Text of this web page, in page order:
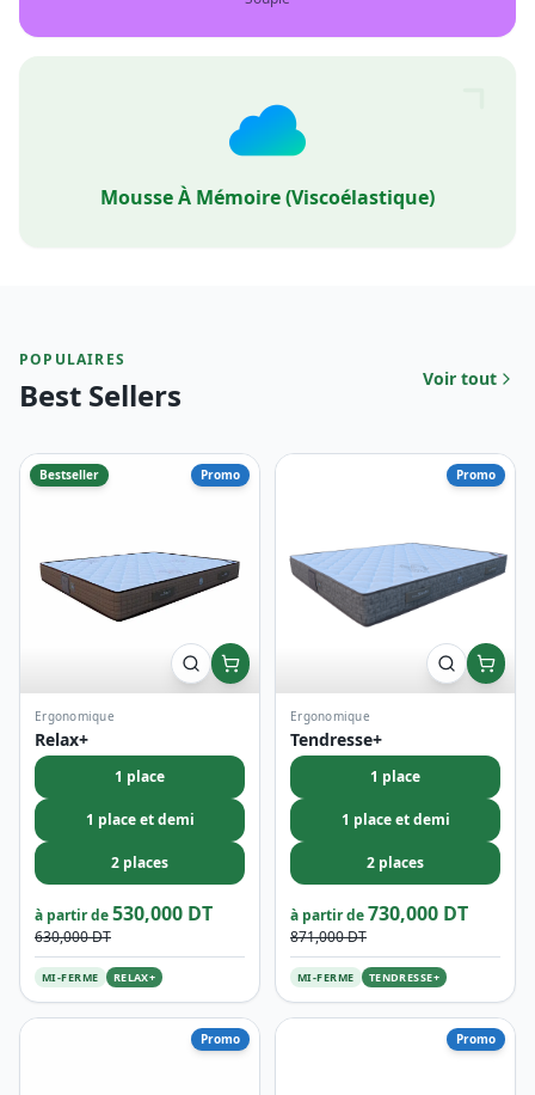
Mousse À Mémoire (viscoélastique)
POPULAIRES
Best Sellers Voir tout
Bestseller Promo
Ergonomique
Relax+
1 place
1 place et demi
2 places
à partir de530,000 DT
630,000 DT
MI-FERME RELAX+
Promo
Ergonomique
Tendresse+
1 place
1 place et demi
2 places
à partir de730,000 DT
871,000 DT
MI-FERME TENDRESSE+
Promo Promo